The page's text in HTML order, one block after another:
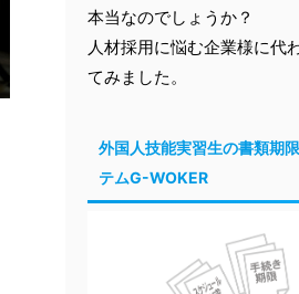
本当なのでしょうか？
人材採用に悩む企業様に代
てみました。
外国人技能実習生の書類期
テムG-WOKER